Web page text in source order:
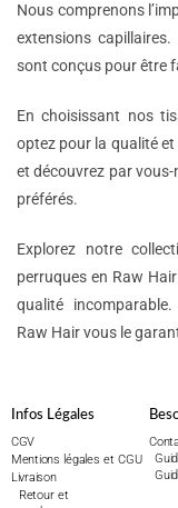
Nous comprenons
extensions
sont conçus pour être
En choisissant nos
optez pour la qualité
et découvrez par
préférés.
Explorez notre
perruques en Raw
qualité incomparable.
Raw Hair vous le
Infos Légales
CGV
Mentions légales et CGU
Livraison
Retour et